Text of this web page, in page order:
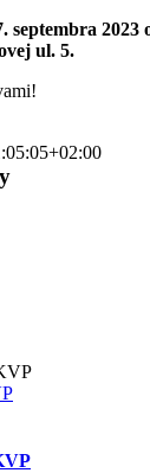
septembra 2023
ul. 5.